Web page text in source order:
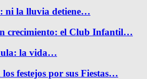
ni la lluvia detiene…
crecimiento: el Club Infantil…
la vida…
festejos por sus Fiestas…